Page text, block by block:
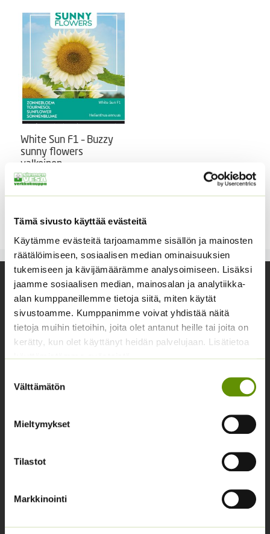
Tämä sivusto käyttää evästeitä
Käytämme evästeitä tarjoamamme sisällön ja mainosten
räätälöimiseen, sosiaalisen median ominaisuuksien
tukemiseen ja kävijämäärämme analysoimiseen. Lisäksi
jaamme sosiaalisen median, mainosalan ja analytiikka-
alan kumppaneillemme tietoja siitä, miten käytät
sivustoamme. Kumppanimme voivat yhdistää näitä
tietoja muihin tietoihin, joita olet antanut heille tai joita on
kerätty, kun olet käyttänyt heidän palvelujaan. Lisätietoa
käyttämistämme evästeistä
valinta
Välttämätön
Mieltymykset
Tilastot
Markkinointi
White Sun F1 – Buzzy
sunny flowers
valkoinen
auringonkukka
Helianthus annuus ’White
6,95€ Sisältää arvonlisäveron
Yhteystiedot
Asiakaspalvelu avoinna arkisin klo 10-17
02 631 9700
Kankaanpää.
17.
Kukkasipulit